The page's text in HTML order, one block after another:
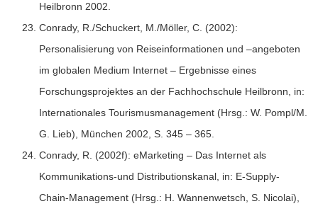
Heilbronn 2002.
Conrady, R./Schuckert, M./Möller, C. (2002):
Personalisierung von Reiseinformationen und –angeboten
im globalen Medium Internet – Ergebnisse eines
Forschungsprojektes an der Fachhochschule Heilbronn, in:
Internationales Tourismusmanagement (Hrsg.: W. Pompl/M.
G. Lieb), München 2002, S. 345 – 365.
Conrady, R. (2002f): eMarketing – Das Internet als
Kommunikations-und Distributionskanal, in: E-Supply-
Chain-Management (Hrsg.: H. Wannenwetsch, S. Nicolai),